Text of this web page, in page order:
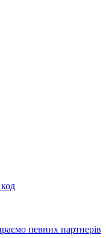
певних партнерів